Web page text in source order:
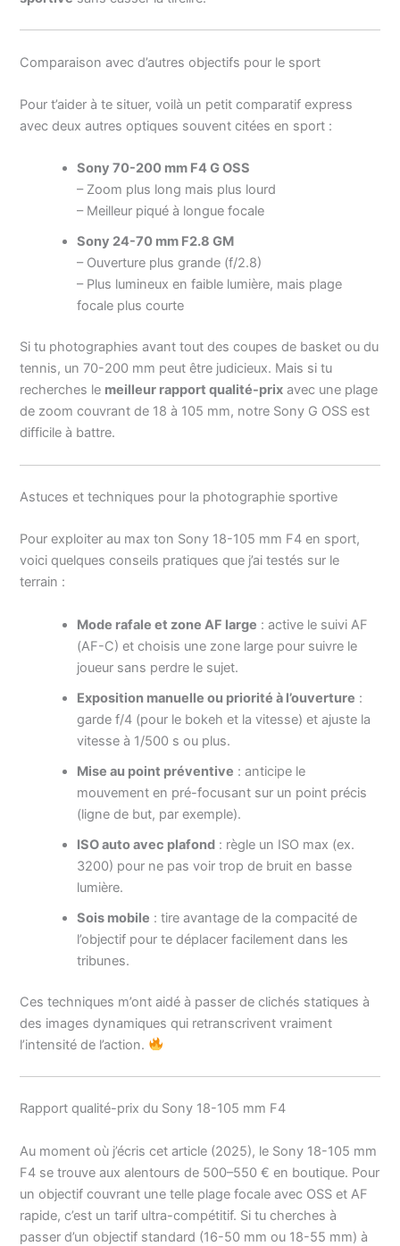
Comparaison avec d’autres objectifs pour le sport
Pour t’aider à te situer, voilà un petit comparatif express
avec deux autres optiques souvent citées en sport :
Sony 70-200 mm F4 G OSS
– Zoom plus long mais plus lourd
– Meilleur piqué à longue focale
Sony 24-70 mm F2.8 GM
– Ouverture plus grande (f/2.8)
– Plus lumineux en faible lumière, mais plage
focale plus courte
Si tu photographies avant tout des coupes de basket ou du
tennis, un 70-200 mm peut être judicieux. Mais si tu
recherches le meilleur rapport qualité-prix avec une plage
de zoom couvrant de 18 à 105 mm, notre Sony G OSS est
difficile à battre.
Astuces et techniques pour la photographie sportive
Pour exploiter au max ton Sony 18-105 mm F4 en sport,
voici quelques conseils pratiques que j’ai testés sur le
terrain :
Mode rafale et zone AF large : active le suivi AF
(AF-C) et choisis une zone large pour suivre le
joueur sans perdre le sujet.
Exposition manuelle ou priorité à l’ouverture :
garde f/4 (pour le bokeh et la vitesse) et ajuste la
vitesse à 1/500 s ou plus.
Mise au point préventive : anticipe le
mouvement en pré-focusant sur un point précis
(ligne de but, par exemple).
ISO auto avec plafond : règle un ISO max (ex.
3200) pour ne pas voir trop de bruit en basse
lumière.
Sois mobile : tire avantage de la compacité de
l’objectif pour te déplacer facilement dans les
tribunes.
Ces techniques m’ont aidé à passer de clichés statiques à
des images dynamiques qui retranscrivent vraiment
l’intensité de l’action.
Rapport qualité-prix du Sony 18-105 mm F4
Au moment où j’écris cet article (2025), le Sony 18-105 mm
F4 se trouve aux alentours de 500–550 € en boutique. Pour
un objectif couvrant une telle plage focale avec OSS et AF
rapide, c’est un tarif ultra-compétitif. Si tu cherches à
passer d’un objectif standard (16-50 mm ou 18-55 mm) à